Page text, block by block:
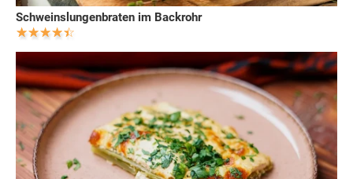
Schweinslungenbraten im Backrohr